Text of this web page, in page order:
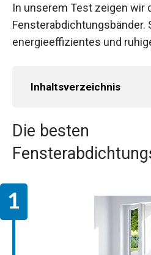
In unserem Test zeigen wir
Fensterabdichtungsbänder.
energieeffizientes und
Inhaltsverzeichnis
Die besten